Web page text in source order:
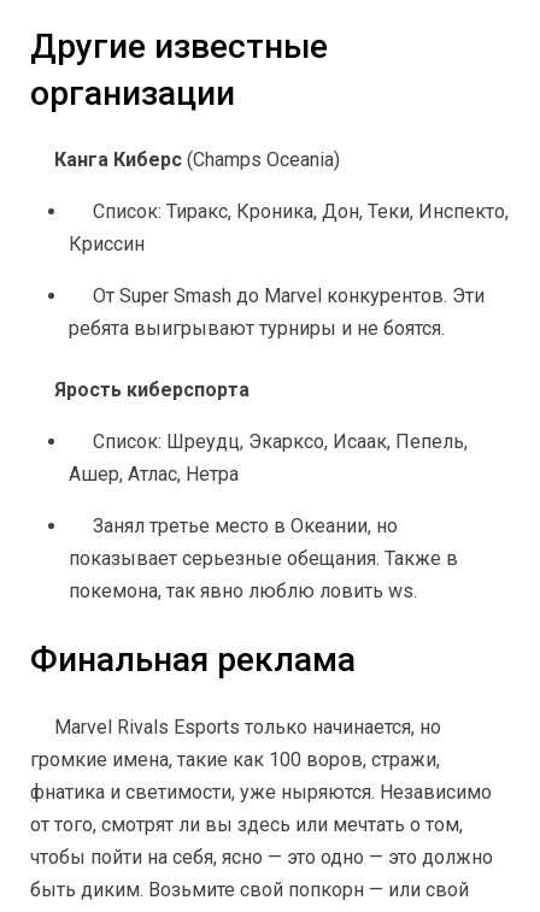
Другие известные
организации
Канга Киберс (Champs Oceania)
Список: Тиракс, Кроника, Дон, Теки, Инспекто,
Криссин
От Super Smash до Marvel конкурентов. Эти
ребята выигрывают турниры и не боятся.
Ярость киберспорта
Список: Шреудц, Экарксо, Исаак, Пепель,
Ашер, Атлас, Нетра
Занял третье место в Океании, но
показывает серьезные обещания. Также в
покемона, так явно люблю ловить ws.
Финальная реклама
Marvel Rivals Esports только начинается, но
громкие имена, такие как 100 воров, стражи,
фнатика и светимости, уже ныряются. Независимо
от того, смотрят ли вы здесь или мечтать о том,
чтобы пойти на себя, ясно — это одно — это должно
быть диким. Возьмите свой попкорн — или свой